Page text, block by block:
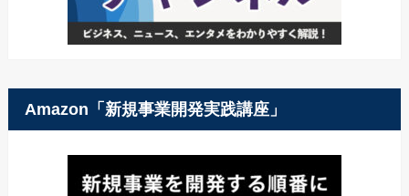
Amazon「新規事業開発実践講座」